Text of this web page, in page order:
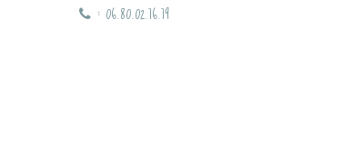
: 06.80.02.76.79